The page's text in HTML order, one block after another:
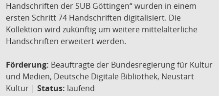
Handschriften der SUB Göttingen“ wurden in einem
ersten Schritt 74 Handschriften digitalisiert. Die
Kollektion wird zukünftig um weitere mittelalterliche
Handschriften erweitert werden.
Förderung: Beauftragte der Bundesregierung für Kultur
und Medien, Deutsche Digitale Bibliothek, Neustart
Kultur | Status: laufend